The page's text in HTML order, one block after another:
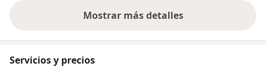
Mostrar más detalles
sobre la experiencia
Servicios y precios